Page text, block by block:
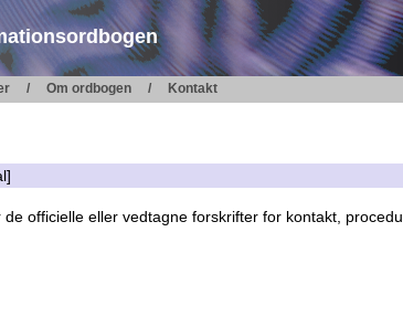
Om ordbogen Kontakt
officielle eller vedtagne forskrifter for kontakt,